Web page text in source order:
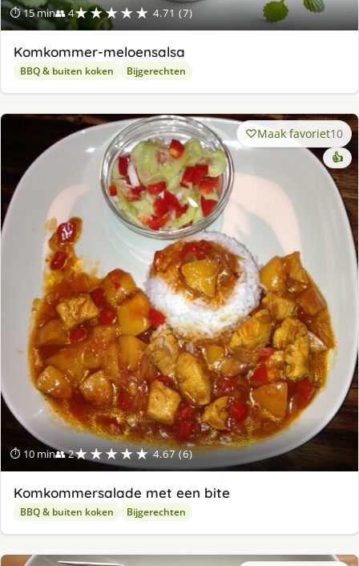
⏱ 15 min👥 4★★★★★ 4.71 (7)
Komkommer-meloensalsa
BBQ & buiten koken Bijgerechten
⏱ 10 min👥 2★★★★★ 4.67 (6)
Maak favoriet10
👍
Komkommersalade met een bite
BBQ & buiten koken Bijgerechten